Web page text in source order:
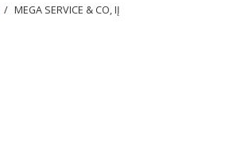
MEGA SERVICE & CO, IĮ